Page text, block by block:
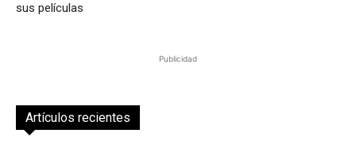
sus películas
Publicidad
Artículos recientes